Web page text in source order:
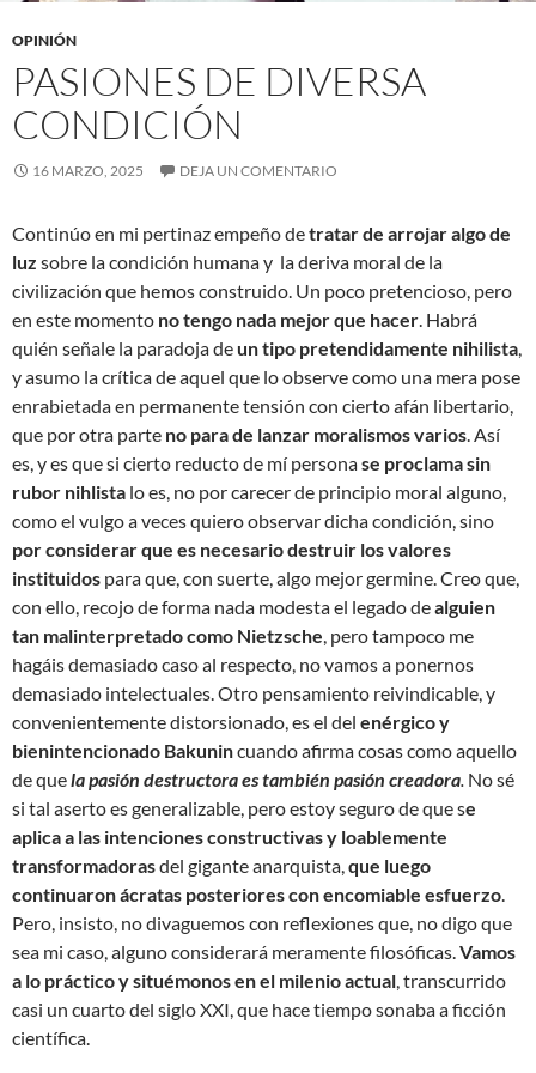
OPINIÓN
PASIONES DE DIVERSA
CONDICIÓN
16 MARZO, 2025 DEJA UN COMENTARIO
Continúo en mi pertinaz empeño detratar de arrojar algo de
luz sobre la condición humana y la deriva moral de la
civilización que hemos construido. Un poco pretencioso, pero
en este momento no tengo nada mejor que hacer. Habrá
quién señale la paradoja deuntipo pretendidamente nihilista,
y asumo la crítica de aquel que lo observe como una mera pose
enrabietada en permanente tensión con cierto afán libertario,
que por otra parte no para de lanzar moralismos varios. Así
es, y es que si cierto reducto de mí personase proclama sin
rubor nihlista lo es, no por carecer de principio moral alguno,
como el vulgo a veces quiero observar dicha condición, sino
por considerar que es necesario destruir los valores
instituidos para que, con suerte, algo mejor germine. Creo que,
con ello, recojo de forma nada modesta el legado dealguien
tan malinterpretado como Nietzsche, pero tampoco me
hagáis demasiado caso al respecto, no vamos a ponernos
demasiado intelectuales. Otro pensamiento reivindicable, y
convenientemente distorsionado, es el del enérgico y
bienintencionado Bakunincuando afirma cosas como aquello
de quela pasión destructora es también pasión creadora. No sé
si tal aserto es generalizable, pero estoy seguro de que se
aplica a las intenciones constructivas y loablemente
transformadorasdel gigante anarquista,que luego
continuaron ácratas posteriores con encomiable esfuerzo.
Pero, insisto, no divaguemos con reflexiones que, no digo que
sea mi caso, alguno considerará meramente filosóficas.Vamos
a lo práctico y situémonos en el milenio actual, transcurrido
casi un cuarto del siglo XXI, que hace tiempo sonaba a ficción
científica.